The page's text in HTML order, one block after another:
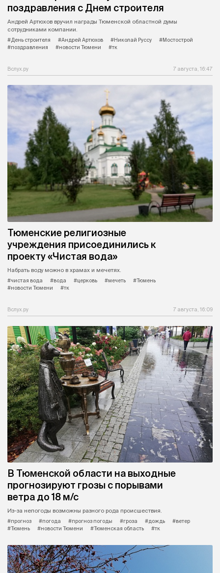
поздравления с Днем строителя
Андрей Артюхов вручил награды Тюменской областной думы
сотрудниками компании.
#День строителя
#Андрей Артюхов #Николай Руссу
#Мостострой
#поздравления
#новости Тюмени #тк
Вслух.ру 7 августа, 16:47
Тюменские религиозные
учреждения присоединились к
проекту «Чистая вода»
Набрать воду можно в храмах и мечетях.
#чистая вода
#вода #церковь #мечеть
#Тюмень
#новости Тюмени
#тк
Вслух.ру 7 августа, 16:09
В Тюменской области на выходные
прогнозируют грозы с порывами
ветра до 18 м/с
Из-за непогоды возможны разного рода происшествия.
#прогноз
#погода #прогноз погоды #гроза #дождь
#ветер
#Тюмень
#новости Тюмени #Тюменская область #тк